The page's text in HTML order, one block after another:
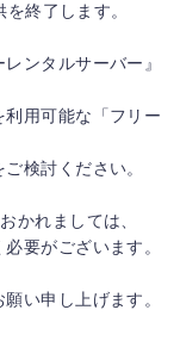
終了します。
ンタルサーバー』
用可能な「フリー
検討ください。
かれましては、
要がございます。
い申し上げます。